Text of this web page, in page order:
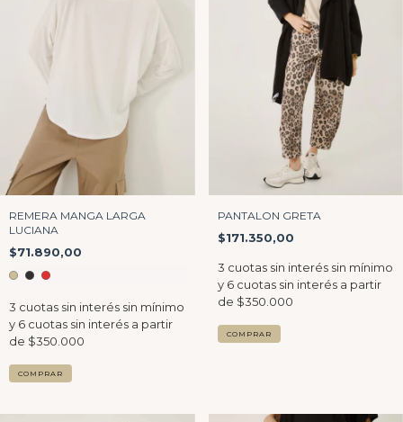
REMERA MANGA LARGA
LUCIANA
$71.890,00
COMPRAR
PANTALON GRETA
$171.350,00
COMPRAR